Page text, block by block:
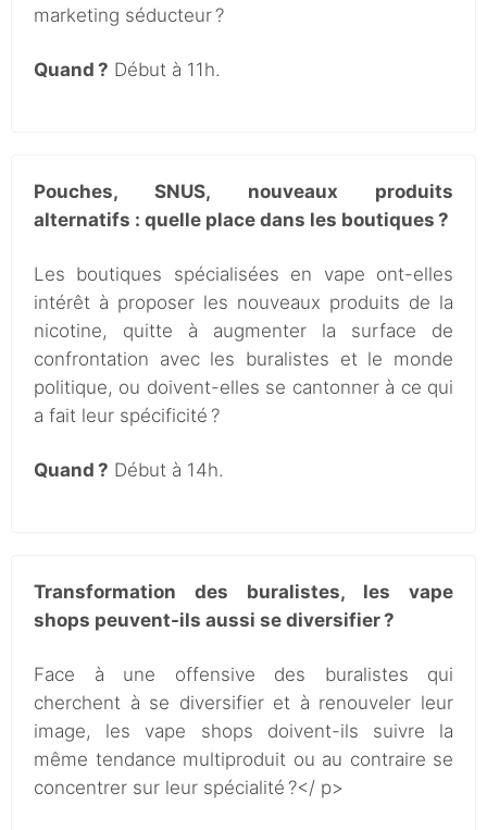
marketing séducteur ?
Quand ? Début à 11h.
Pouches, SNUS, nouveaux produits
alternatifs : quelle place dans les boutiques ?
Les boutiques spécialisées en vape ont-elles
intérêt à proposer les nouveaux produits de la
nicotine, quitte à augmenter la surface de
confrontation avec les buralistes et le monde
politique, ou doivent-elles se cantonner à ce qui
a fait leur spécificité ?
Quand ? Début à 14h.
Transformation des buralistes, les vape
shops peuvent-ils aussi se diversifier ?
Face à une offensive des buralistes qui
cherchent à se diversifier et à renouveler leur
image, les vape shops doivent-ils suivre la
même tendance multiproduit ou au contraire se
concentrer sur leur spécialité ?</ p>